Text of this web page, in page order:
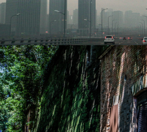
大連 Nov. 2018